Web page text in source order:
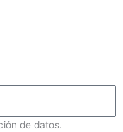
de datos.